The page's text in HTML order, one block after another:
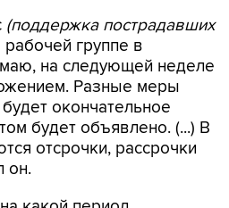
(поддержка пострадавших
группе в
на следующей неделе
Разные меры
окончательное
будет объявлено. (...) В
отсрочки, рассрочки
он.